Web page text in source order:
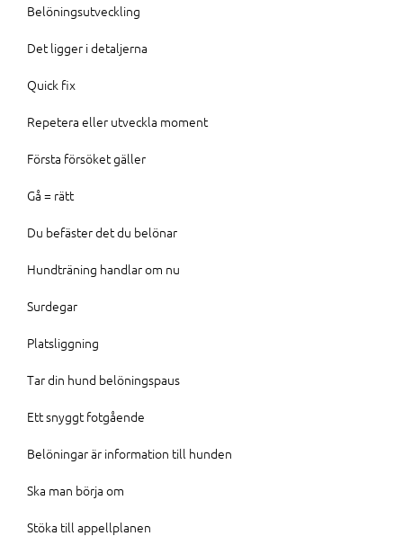
Belöningsutveckling
Det ligger i detaljerna
Quick fix
Repetera eller utveckla moment
Första försöket gäller
Gå = rätt
Du befäster det du belönar
Hundträning handlar om nu
Surdegar
Platsliggning
Tar din hund belöningspaus
Ett snyggt fotgående
Belöningar är information till hunden
Ska man börja om
Stöka till appellplanen